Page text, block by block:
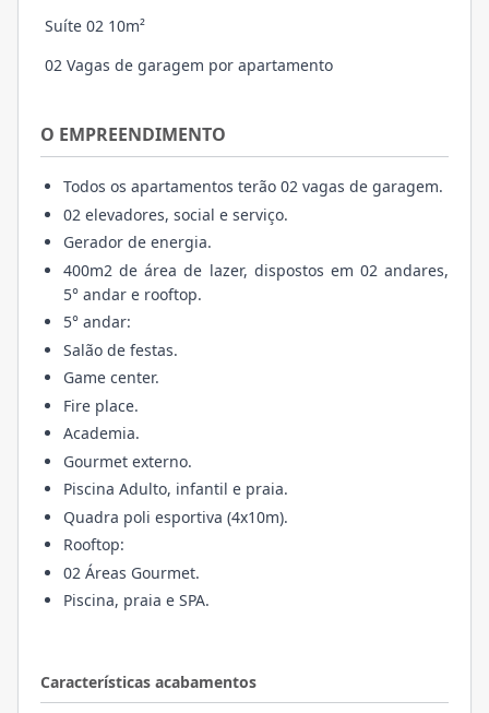
Características acabamentos
Suíte 02 10m²
02 Vagas de garagem por apartamento
O EMPREENDIMENTO
Todos os apartamentos terão 02 vagas de garagem.
02 elevadores, social e serviço.
Gerador de energia.
400m2 de área de lazer, dispostos em 02 andares,
5° andar e rooftop.
5° andar:
Salão de festas.
Game center.
Fire place.
Academia.
Gourmet externo.
Piscina Adulto, infantil e praia.
Quadra poli esportiva (4x10m).
Rooftop:
02 Áreas Gourmet.
Piscina, praia e SPA.